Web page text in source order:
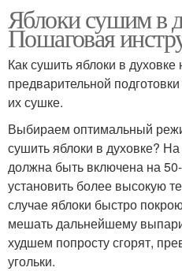
Яблоки сушим в
Пошаговая
Как сушить яблоки в
предварительной
их сушке.
Выбираем оптимальный
сушить яблоки в духовке?
должна быть включена на
установить более высокую
случае яблоки быстро
мешать дальнейшему
худшем попросту сгорят,
угольки.